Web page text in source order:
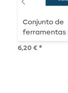
Conjunto de
ferramentas
para rebites
6,20 € *